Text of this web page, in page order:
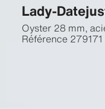
Lady-
Oyster 28 mm,
Référence 279171